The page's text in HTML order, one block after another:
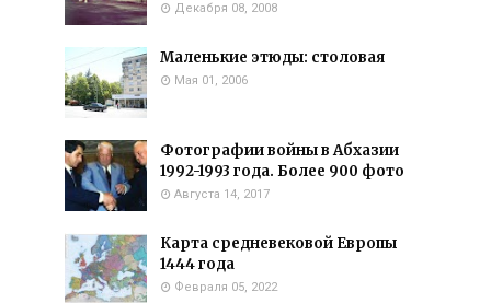
Декабря 08, 2008
Маленькие этюды: столовая
Мая 01, 2006
Фотографии войны в Абхазии
1992-1993 года. Более 900 фото
Августа 14, 2017
Карта средневековой Европы
1444 года
Февраля 05, 2022